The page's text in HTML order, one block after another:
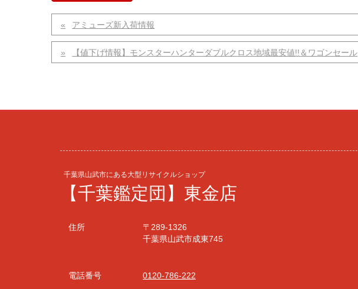
アミューズ新入荷情報
【値下げ情報】モンスターハンターダブルクロス地域最安値!!＆ワゴンセール
千葉県山武市にある大型リサイクルショップ
【千葉鑑定団】東金店
住所
〒289-1326
千葉県山武市成東745
電話番号 0120-786-222